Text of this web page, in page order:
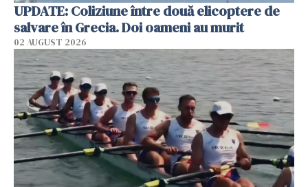
UPDATE: Coliziune între două elicoptere de
salvare în Grecia. Doi oameni au murit
02 AUGUST 2026